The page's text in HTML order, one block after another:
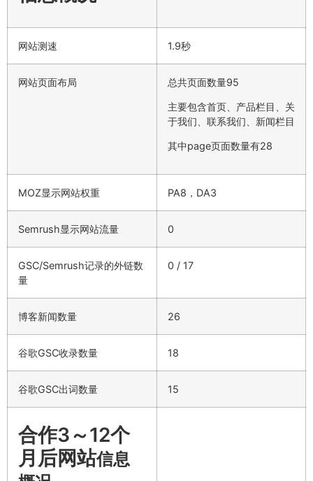
网站测速 1.9秒
网站页面布局 总共页面数量95
主要包含首页、产品栏目、关
于我们、联系我们、新闻栏目
其中page页面数量有28
MOZ显示网站权重 PA8，DA3
Semrush显示网站流量 0
GSC/Semrush记录的外链数
量
0 / 17
博客新闻数量 26
谷歌GSC收录数量 18
谷歌GSC出词数量 15
合作3～12个
月后网站信息